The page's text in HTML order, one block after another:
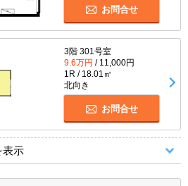
お問合せ
3階 301号室
9.6万円 / 11,000円
1R / 18.01㎡
北向き
お問合せ
表示